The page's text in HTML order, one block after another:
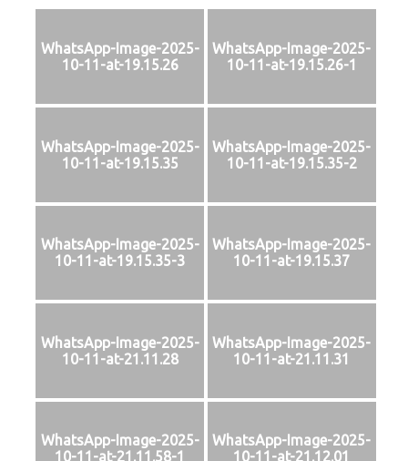
WhatsApp-Image-2025-
10-11-at-19.15.26
WhatsApp-Image-2025-
10-11-at-19.15.26-1
WhatsApp-Image-2025-
10-11-at-19.15.35
WhatsApp-Image-2025-
10-11-at-19.15.35-2
WhatsApp-Image-2025-
10-11-at-19.15.35-3
WhatsApp-Image-2025-
10-11-at-19.15.37
WhatsApp-Image-2025-
10-11-at-21.11.28
WhatsApp-Image-2025-
10-11-at-21.11.31
WhatsApp-Image-2025-
10-11-at-21.11.58-1
WhatsApp-Image-2025-
10-11-at-21.12.01